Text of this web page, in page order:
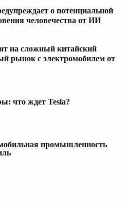
о потенциальной
человечества от ИИ
на сложный китайский
рынок с электромобилем от
что ждет Tesla?
промышленность